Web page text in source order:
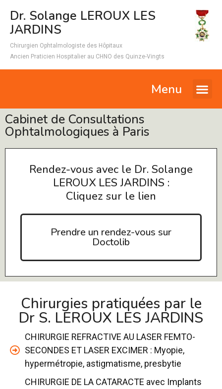
Dr. Solange LEROUX LES
JARDINS
Chirurgien Ophtalmologiste des Hôpitaux
Ancien Praticien Hospitalier au CHNO des Quinze-Vingts
Menu
Cabinet de Consultations
Ophtalmologiques à Paris
Rendez-vous avec le Dr. Solange
LEROUX LES JARDINS :
Cliquez sur le lien
Prendre un rendez-vous sur
Doctolib
Chirurgies pratiquées par le
Dr S. LEROUX LES JARDINS
CHIRURGIE REFRACTIVE AU LASER FEMTO-
SECONDES ET LASER EXCIMER : Myopie,
hypermétropie, astigmatisme, presbytie
CHIRURGIE DE LA CATARACTE avec Implants